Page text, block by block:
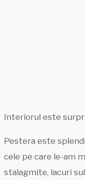
Interiorul este
Pestera este
cele pe care le-am
stalagmite, lacuri